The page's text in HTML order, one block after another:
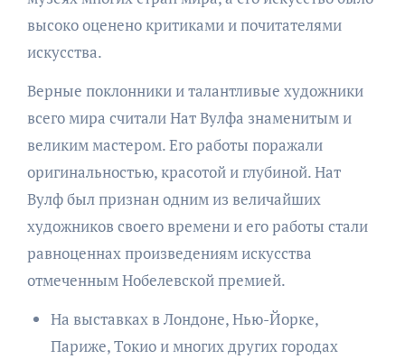
высоко оценено критиками и почитателями
искусства.
Верные поклонники и талантливые художники
всего мира считали Нат Вулфа знаменитым и
великим мастером. Его работы поражали
оригинальностью, красотой и глубиной. Нат
Вулф был признан одним из величайших
художников своего времени и его работы стали
равноценнах произведениям искусства
отмеченным Нобелевской премией.
На выставках в Лондоне, Нью-Йорке,
Париже, Токио и многих других городах